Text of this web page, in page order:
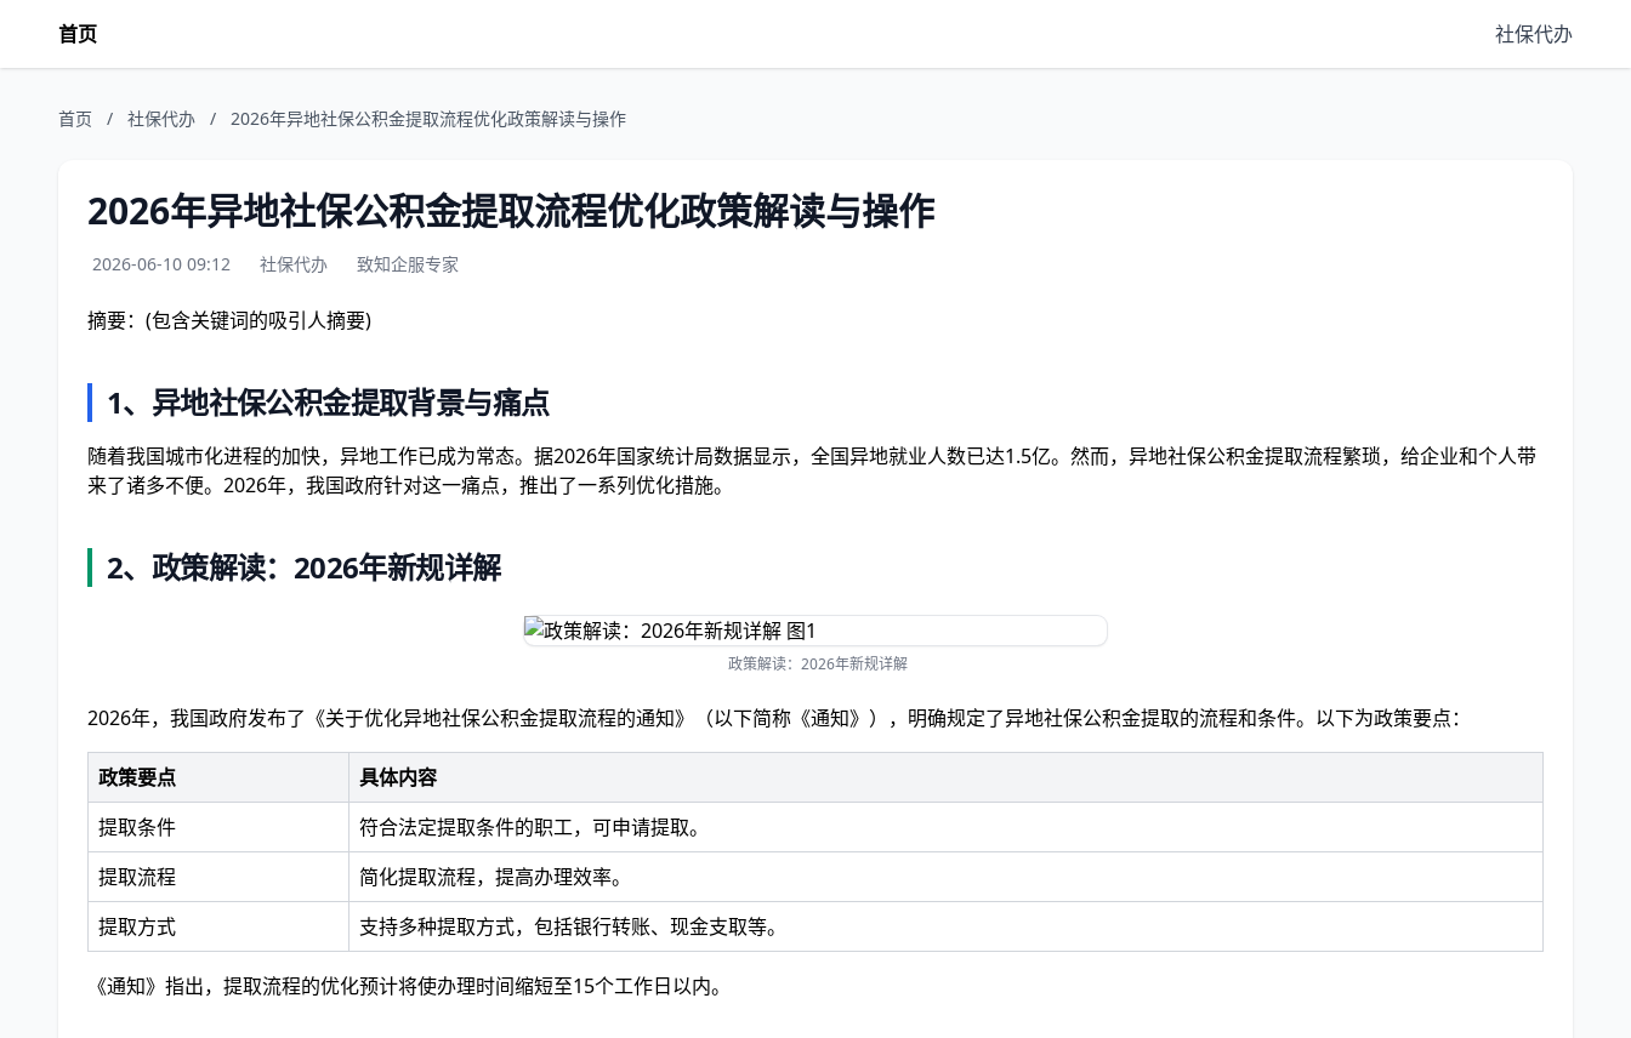
首页 社保代办
首页 / 社保代办 / 2026年异地社保公积金提取流程优化政策解读与操作
2026年异地社保公积金提取流程优化政策解读与操作
2026-06-10 09:12 社保代办 致知企服专家
摘要：(包含关键词的吸引人摘要)
1、 异地社保公积金提取背景与痛点
随着我国城市化进程的加快，异地工作已成为常态。据2026年国家统计局数据显示，全国异地就业人数已达1.5亿。然而，异地社保公积金提取流程繁琐，给企业和个人带
来了诸多不便。2026年，我国政府针对这一痛点，推出了一系列优化措施。
2、 政策解读：2026年新规详解
政策解读：2026年新规详解
2026年，我国政府发布了《关于优化异地社保公积金提取流程的通知》（以下简称《通知》），明确规定了异地社保公积金提取的流程和条件。以下为政策要点：
政策要点
具体内容
提取条件
符合法定提取条件的职工，可申请提取。
提取流程
简化提取流程，提高办理效率。
提取方式
支持多种提取方式，包括银行转账、现金支取等。
《通知》指出，提取流程的优化预计将使办理时间缩短至15个工作日以内。